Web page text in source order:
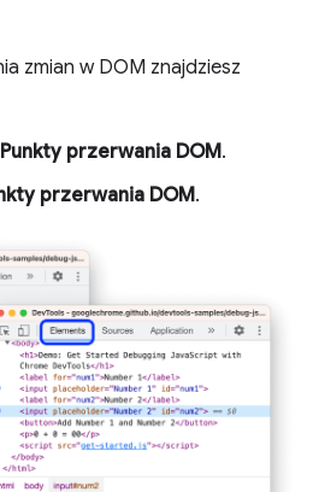
zmian w DOM znajdziesz
Punkty przerwania DOM.
przerwania DOM.